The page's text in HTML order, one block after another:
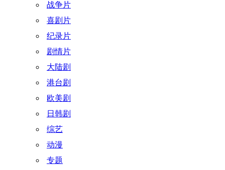
战争片
喜剧片
纪录片
剧情片
大陆剧
港台剧
欧美剧
日韩剧
综艺
动漫
专题